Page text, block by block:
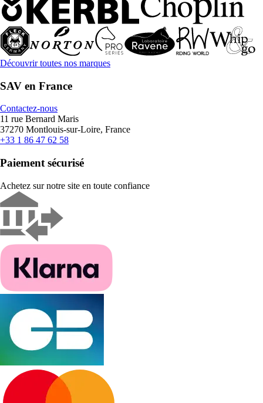
Découvrir toutes nos marques
SAV en France
Contactez-nous
11 rue Bernard Maris
37270 Montlouis-sur-Loire, France
+33 1 86 47 62 58
Paiement sécurisé
Achetez sur notre site en toute confiance